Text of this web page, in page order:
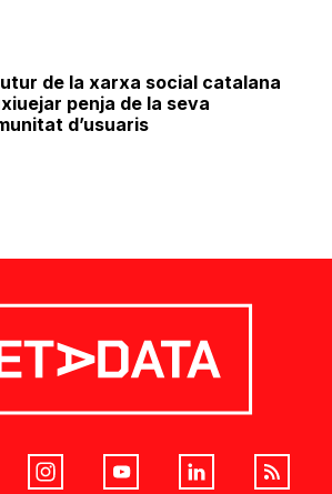
de la xarxa social catalana
penja de la seva
d’usuaris